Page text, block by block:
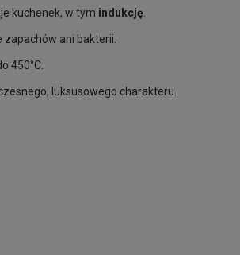
kuchenek, w tym indukcję
zapachów ani bakterii.
450°C.
luksusowego charakteru.